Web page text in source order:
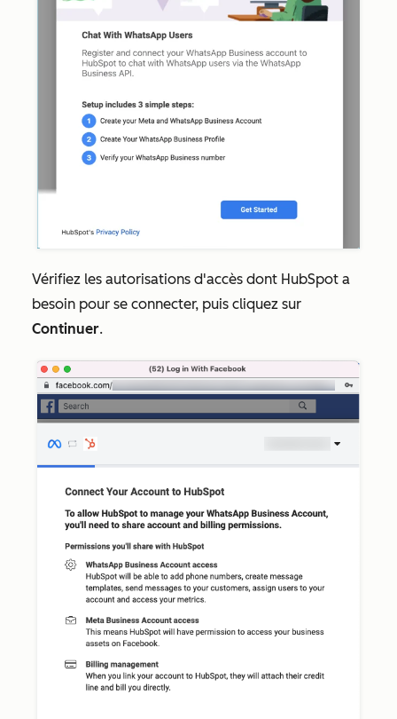
Vérifiez les autorisations d'accès dont HubSpot a
besoin pour se connecter, puis cliquez sur
Continuer.